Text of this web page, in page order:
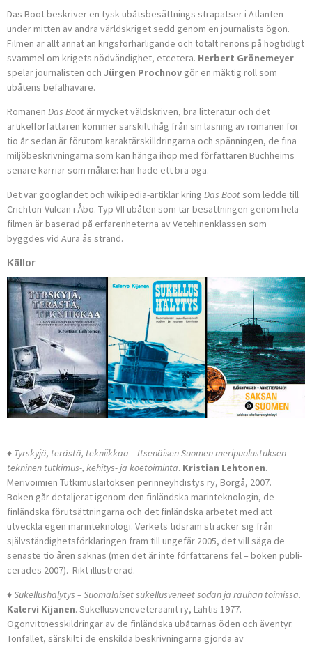
Das Boot beskriver en tysk ubåtsbesättnings strapatser i Atlanten
unde­r mitten av andra världskriget sedd genom en journalists ögon.
Filme­n är allt annat än krigsförhärligande och totalt renons på högtidligt
svammel om krigets nödvändighet, etcetera. Herbert Grönemeyer
spelar journalisten och Jürgen Prochnov gör en mäktig roll som
ubåtens befälhavare.
Romanen Das Boot är mycket väldskriven, bra litteratur och det
artikelförfattaren kommer särskilt ihåg från sin läsning av romanen för
tio år sedan är förutom karaktärskilldringarna och spänningen, de fina
miljöbeskrivningarna som kan hänga ihop med författaren Buchheims
senare karriär som målare: han hade ett bra öga.
Det var googlandet och wikipedia-artiklar kring Das Bootsom ledde till
Crichton-Vulcan i Åbo. Typ VII ubåten som tar besättnin­­g­en genom hela
filmen är baserad på erfarenheterna av Vete­hine­nklassen som
byggdes vid Aura ås strand.
Källor
♦ Tyrskyjä, terästä, tekniikkaa – Itsenäisen Suomen meripuolustuksen
tekninen tutkimus-, kehitys- ja koetoiminta. Kristian Lehtonen.
Merivoimien Tutkimuslaitoksen perinneyhdistys ry, Borgå, 2007.
Boken går detaljerat igenom den finländska marinteknologin, de
finländska förutsättningarna och det finländska arbetet med att
utveckla egen marinteknologi. Verkets tidsram sträcker sig från
självständighetsförklaringen fram till ungefär 2005, det vill säga de
senaste tio åren saknas (men det är inte författarens fel – boken publi­
cerades 2007). Rikt illustrerad.
♦ Sukellushälytys – Suomalaiset sukellusveneet sodan ja rauhan toimis­sa.
Kalervi Kijanen. Sukellusveneveteraanit ry, Lahtis 1977.
Ögonvittnesskildringar av de finländska ubåtarnas öden och äventyr.
Tonfallet, särskilt i de enskilda beskrivningarna gjorda av